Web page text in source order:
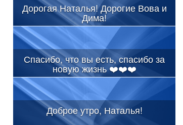
Дорогая Наталья! Дорогие Вова и
Дима!
Спасибо, что вы есть, спасибо за
новую жизнь ❤️❤️❤️
Доброе утро, Наталья!